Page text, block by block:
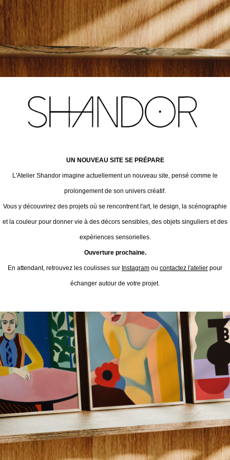
UN NOUVEAU SITE SE PRÉPARE
L'Atelier Shandor imagine actuellement un nouveau site, pensé comme le
prolongement de son univers créatif.
Vous y découvrirez des projets où se rencontrent l'art, le design, la scénographie
et la couleur pour donner vie à des décors sensibles, des objets singuliers et des
expériences sensorielles.
Ouverture prochaine.
En attendant, retrouvez les coulisses sur Instagram ou contactez l'atelier pour
échanger autour de votre projet.